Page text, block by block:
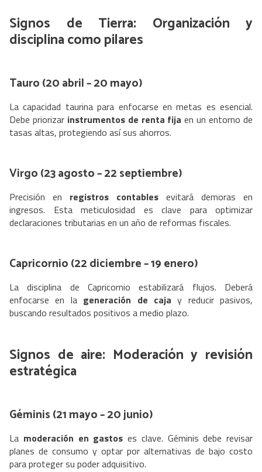
Signos de Tierra: Organización y
disciplinacomo pilares
Tauro (20 abril – 20 mayo)
La capacidad taurina para enfocarse en metas es esencial.
Debe priorizar instrumentos de renta fija en un entorno de
tasas altas, protegiendo así sus ahorros.
Virgo (23 agosto – 22 septiembre)
Precisión en registros contables evitará demoras en
ingresos. Esta meticulosidad es clave para optimizar
declaraciones tributarias en un año de reformas fiscales.
Capricornio (22 diciembre – 19 enero)
La disciplina de Capricornio estabilizará flujos. Deberá
enfocarse en la generación de caja y reducir pasivos,
buscando resultados positivos a medio plazo.
Signos de aire: Moderación y revisión
estratégica
Géminis (21 mayo – 20 junio)
La moderación en gastos es clave. Géminis debe revisar
planes de consumo y optar por alternativas de bajo costo
para proteger su poder adquisitivo.